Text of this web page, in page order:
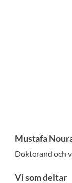
Mustafa
Doktorand och
Vi som deltar